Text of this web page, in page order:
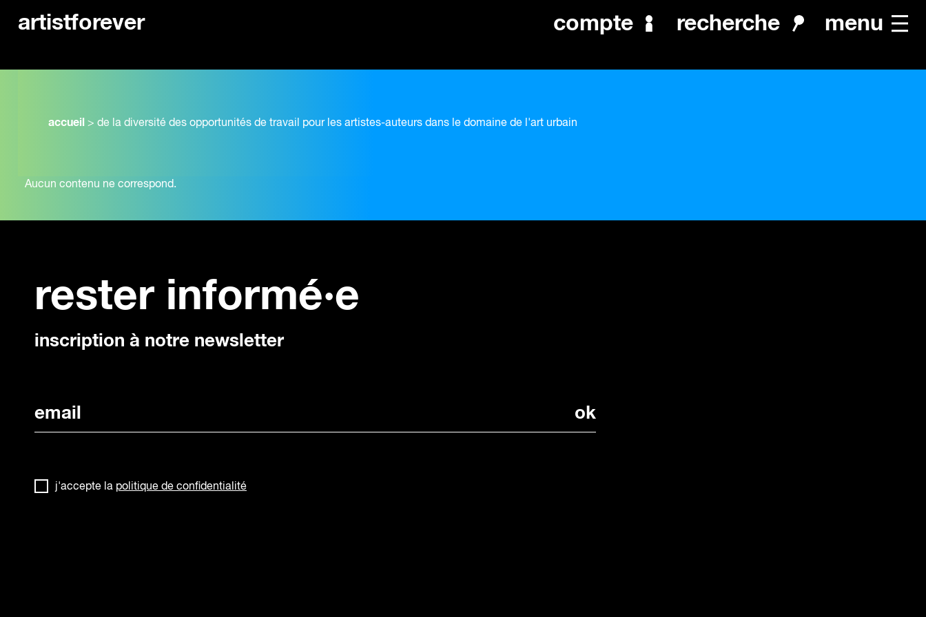
artistforever compte recherche menu
accueil > de la diversité des opportunités de travail pour les artistes-auteurs dans le domaine de l'art urbain
Aucun contenu ne correspond.
rester informé·e
inscription à notre newsletter
j'accepte la politique de confidentialité